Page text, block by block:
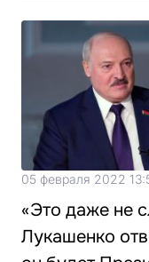
05 февраля 2022
«Это даже не
Лукашенко